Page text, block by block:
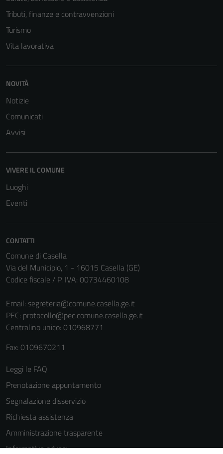
Tributi, finanze e contravvenzioni
Turismo
Vita lavorativa
NOVITÀ
Notizie
Comunicati
Avvisi
VIVERE IL COMUNE
Luoghi
Eventi
CONTATTI
Comune di Casella
Via del Municipio, 1 - 16015 Casella (GE)
Codice fiscale / P. IVA: 00734460108
Email: segreteria@comune.casella.ge.it
PEC: protocollo@pec.comune.casella.ge.it
Centralino unico: 010968771
Fax: 0109670211
Leggi le FAQ
Prenotazione appuntamento
Segnalazione disservizio
Richiesta assistenza
Amministrazione trasparente
Informativa privacy
funzionamento
del sito e non
essere
disabilitati.
una serie di